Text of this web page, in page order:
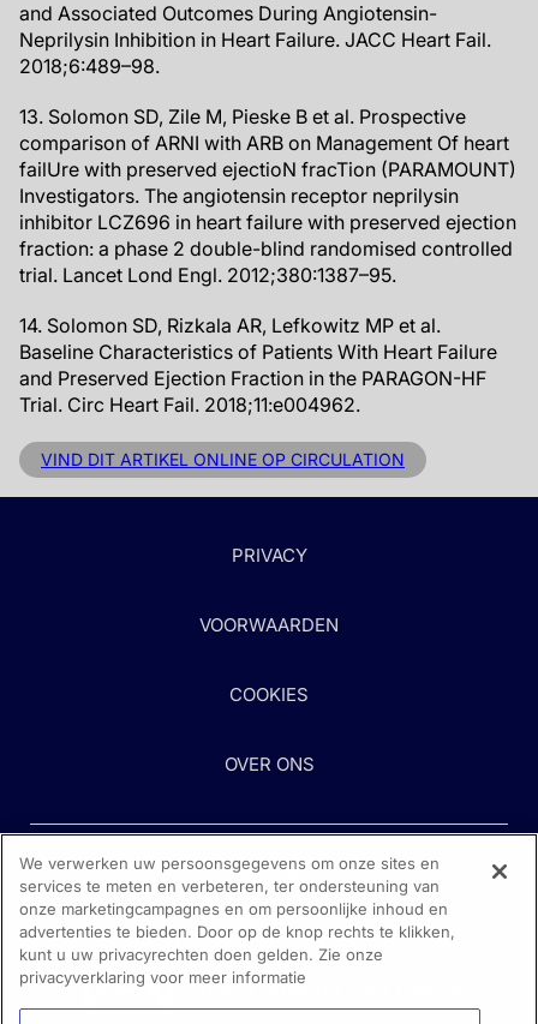
and Associated Outcomes During Angiotensin-
Neprilysin Inhibition in Heart Failure. JACC Heart Fail.
2018;6:489–98.
13. Solomon SD, Zile M, Pieske B et al. Prospective
comparison of ARNI with ARB on Management Of heart
failUre with preserved ejectioN fracTion (PARAMOUNT)
Investigators. The angiotensin receptor neprilysin
inhibitor LCZ696 in heart failure with preserved ejection
fraction: a phase 2 double-blind randomised controlled
trial. Lancet Lond Engl. 2012;380:1387–95.
14. Solomon SD, Rizkala AR, Lefkowitz MP et al.
Baseline Characteristics of Patients With Heart Failure
and Preserved Ejection Fraction in the PARAGON-HF
Trial. Circ Heart Fail. 2018;11:e004962.
VIND DIT ARTIKEL ONLINE OP CIRCULATION
PRIVACY
VOORWAARDEN
COOKIES
OVER ONS
Heeft u hulp nodig?
Neem contact met ons op
We verwerken uw persoonsgegevens om onze sites en
services te meten en verbeteren, ter ondersteuning van
onze marketingcampagnes en om persoonlijke inhoud en
advertenties te bieden. Door op de knop rechts te klikken,
kunt u uw privacyrechten doen gelden. Zie onze
privacyverklaring voor meer informatie